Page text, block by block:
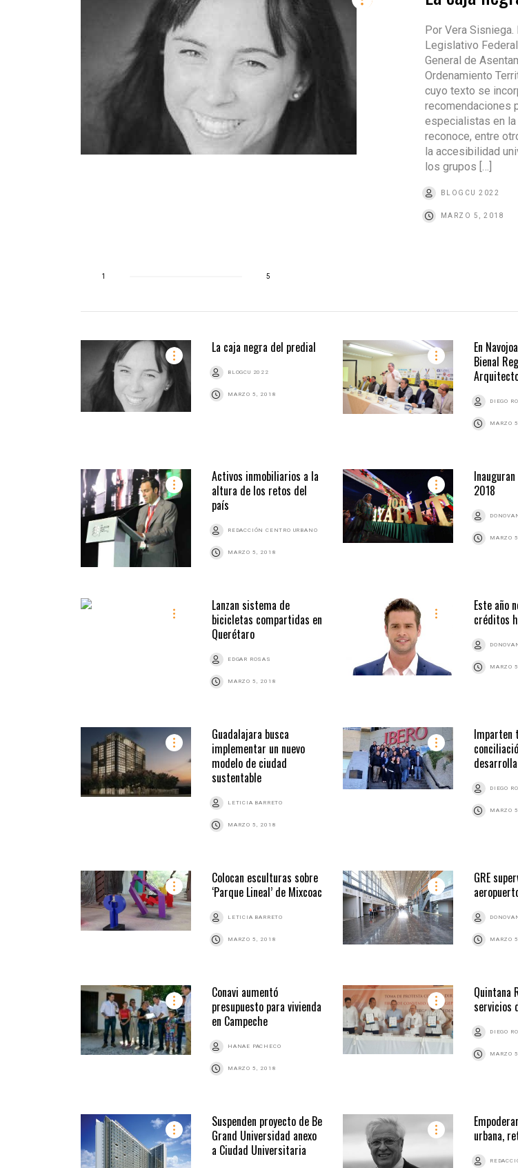
Por Vera
Legislativo
General de
Ordenamiento
cuyo texto se
recomendaciones
especialistas en la
reconoce, entre
la accesibilidad
los grupos […]
BLOGCU 2022
MARZO 5, 2018
1 5
La caja negra del predial
BLOGCU 2022
MARZO 5, 2018
En
Bienal
DIEGO
MARZO
Activos inmobiliarios a la
altura de los retos del
país
REDACCIÓN CENTRO URBANO
MARZO 5, 2018
2018
MARZO
Lanzan sistema de
bicicletas compartidas en
Querétaro
EDGAR ROSAS
MARZO 5, 2018
Este año
créditos
MARZO
Guadalajara busca
implementar un nuevo
modelo de ciudad
sustentable
LETICIA BARRETO
MARZO 5, 2018
Imparten
DIEGO
MARZO
Colocan esculturas sobre
‘Parque Lineal’ de Mixcoac
LETICIA BARRETO
MARZO 5, 2018
GRE
MARZO
Conavi aumentó
presupuesto para vivienda
en Campeche
HANAE PACHECO
MARZO 5, 2018
Quintana
servicios
DIEGO
MARZO
Suspenden proyecto de Be
Grand Universidad anexo
a Ciudad Universitaria
urbana,